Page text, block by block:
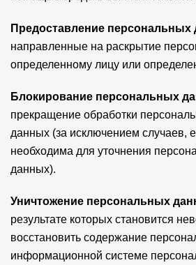
Предоставление персональных
направленные на раскрытие
определенному лицу или
Блокирование персональных
прекращение обработки
данных (за исключением случаев,
необходима для уточнения
данных).
Уничтожение персональных
результате которых становится
восстановить содержание
информационной системе